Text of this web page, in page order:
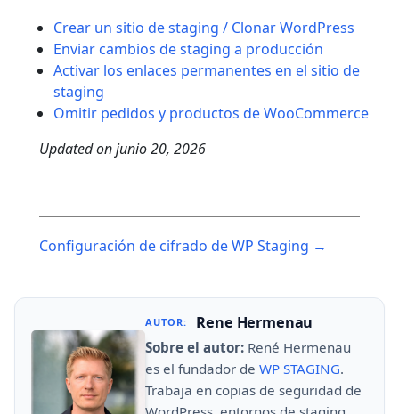
Crear un sitio de staging / Clonar WordPress
Enviar cambios de staging a producción
Activar los enlaces permanentes en el sitio de
staging
Omitir pedidos y productos de WooCommerce
Updated onjunio 20, 2026
navigation
Configuración de cifrado de WP Staging →
AUTOR: Rene Hermenau
Sobre el autor: René Hermenau
es el fundador de WP STAGING.
Trabaja en copias de seguridad de